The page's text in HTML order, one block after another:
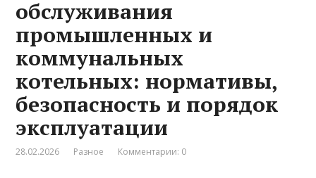
обслуживания
промышленных и
коммунальных
котельных: нормативы,
безопасность и порядок
эксплуатации
28.02.2026 Разное Комментарии: 0